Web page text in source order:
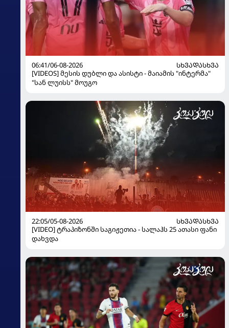
06:41/06-08-2026
ᲡᲮᲕᲐᲓᲐᲡᲮᲕᲐ
[VIDEOS] მესის დუბლი და ასისტი - მაიამის "ინტერმა"
"სან ლუისს" მოუგო
22:05/05-08-2026
ᲡᲮᲕᲐᲓᲐᲡᲮᲕᲐ
[VIDEO] ტრაპიზონში საგიჟეთია - სალაჰს 25 ათასი ფანი
დახვდა